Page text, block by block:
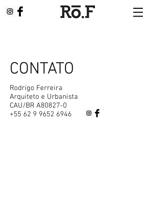
CONTATO
Rodrigo Ferreira
Arquiteto e Urbanista
CAU/BR A80827-0
+55 62 9 9652 6946